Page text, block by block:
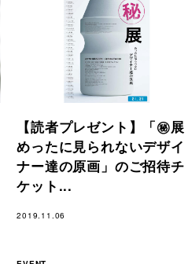
【読者プレゼント】「㊙展
めったに見られないデザイ
ナー達の原画」のご招待チ
ケット...
2019.11.06